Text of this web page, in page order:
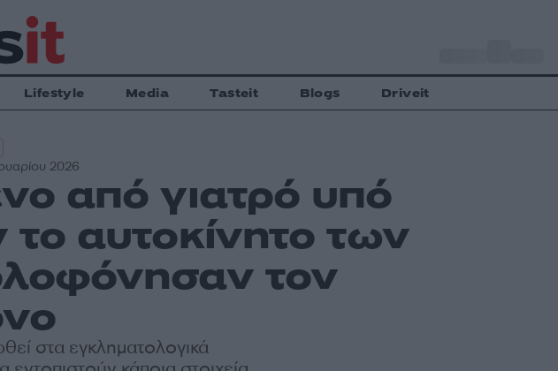
Lifestyle Media Tasteit Blogs Driveit
2026
από γιατρό υπό
αυτοκίνητο των
τον
στα εγκληματολογικά